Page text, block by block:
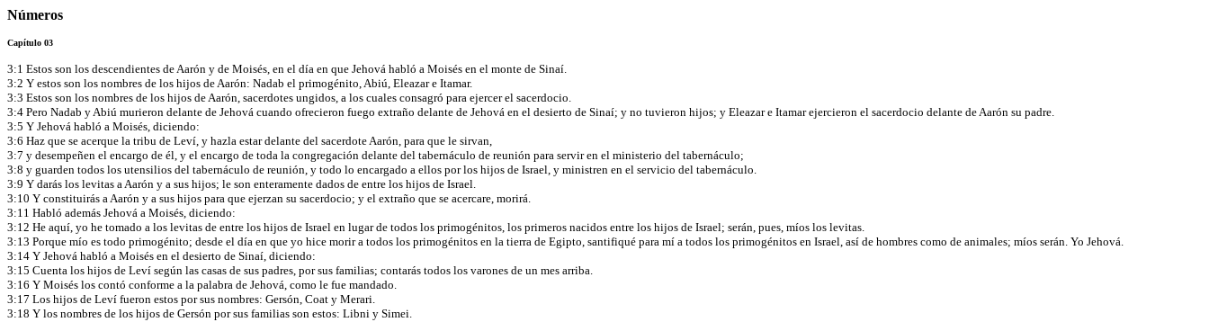
Números
Capítulo 03
3:1 Estos son los descendientes de Aarón y de Moisés, en el día en que Jehová habló a Moisés en el monte de Sinaí.
3:2 Y estos son los nombres de los hijos de Aarón: Nadab el primogénito, Abiú, Eleazar e Itamar.
3:3 Estos son los nombres de los hijos de Aarón, sacerdotes ungidos, a los cuales consagró para ejercer el sacerdocio.
3:4 Pero Nadab y Abiú murieron delante de Jehová cuando ofrecieron fuego extraño delante de Jehová en el desierto de Sinaí; y no tuvieron hijos; y Eleazar e Itamar ejercieron el sacerdocio delante de Aarón su padre.
3:5 Y Jehová habló a Moisés, diciendo:
3:6 Haz que se acerque la tribu de Leví, y hazla estar delante del sacerdote Aarón, para que le sirvan,
3:7 y desempeñen el encargo de él, y el encargo de toda la congregación delante del tabernáculo de reunión para servir en el ministerio del tabernáculo;
3:8 y guarden todos los utensilios del tabernáculo de reunión, y todo lo encargado a ellos por los hijos de Israel, y ministren en el servicio del tabernáculo.
3:9 Y darás los levitas a Aarón y a sus hijos; le son enteramente dados de entre los hijos de Israel.
3:10 Y constituirás a Aarón y a sus hijos para que ejerzan su sacerdocio; y el extraño que se acercare, morirá.
3:11 Habló además Jehová a Moisés, diciendo:
3:12 He aquí, yo he tomado a los levitas de entre los hijos de Israel en lugar de todos los primogénitos, los primeros nacidos entre los hijos de Israel; serán, pues, míos los levitas.
3:13 Porque mío es todo primogénito; desde el día en que yo hice morir a todos los primogénitos en la tierra de Egipto, santifiqué para mí a todos los primogénitos en Israel, así de hombres como de animales; míos serán. Yo Jehová.
3:14 Y Jehová habló a Moisés en el desierto de Sinaí, diciendo:
3:15 Cuenta los hijos de Leví según las casas de sus padres, por sus familias; contarás todos los varones de un mes arriba.
3:16 Y Moisés los contó conforme a la palabra de Jehová, como le fue mandado.
3:17 Los hijos de Leví fueron estos por sus nombres: Gersón, Coat y Merari.
3:18 Y los nombres de los hijos de Gersón por sus familias son estos: Libni y Simei.